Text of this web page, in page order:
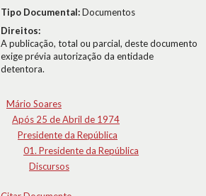
Tipo Documental:Documentos
Direitos:
A publicação, total ou parcial, deste documento
exige prévia autorização da entidade
detentora.
Mário Soares
Após 25 de Abril de 1974
Presidente da República
01. Presidente da República
Discursos